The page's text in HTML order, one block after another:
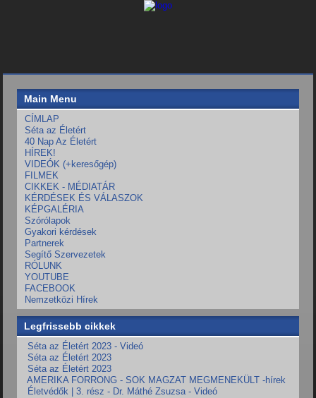
Main Menu
CÍMLAP
Séta az Életért
40 Nap Az Életért
HÍREK!
VIDEÓK (+keresőgép)
FILMEK
CIKKEK - MÉDIATÁR
KÉRDÉSEK ÉS VÁLASZOK
KÉPGALÉRIA
Szórólapok
Gyakori kérdések
Partnerek
Segítő Szervezetek
RÓLUNK
YOUTUBE
FACEBOOK
Nemzetközi Hírek
Legfrissebb cikkek
Séta az Életért 2023 - Videó
Séta az Életért 2023
Séta az Életért 2023
AMERIKA FORRONG - SOK MAGZAT MEGMENEKÜLT -hírek
Életvédők | 3. rész - Dr. Máthé Zsuzsa - Videó